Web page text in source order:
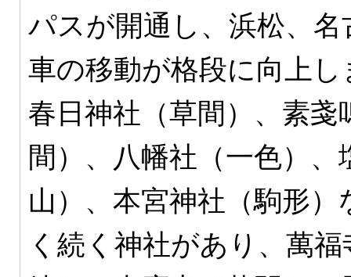
パスが開通し、浜松、
車の移動が格段に向上
春日神社（草間）、素戔
間）、八幡社（一色）、
山）、本宮神社（駒形
く続く神社があり、萬